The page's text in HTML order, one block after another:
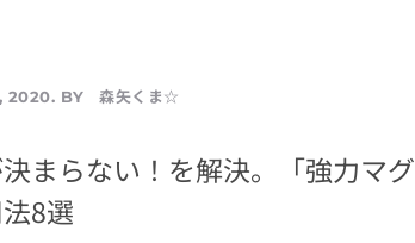
2020. BY
森矢くま☆
決まらない！を解決。「強力マグ
8選